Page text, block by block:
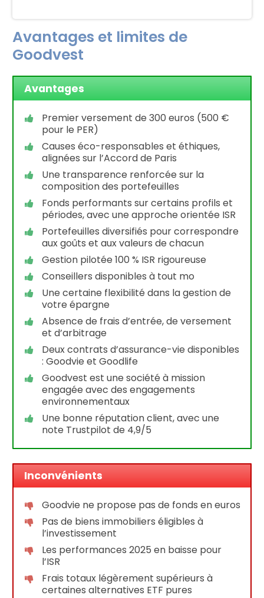
Avantages et limites de
Goodvest
Avantages
Premier versement de 300 euros (500 €
pour le PER)
Causes éco-responsables et éthiques,
alignées sur l’Accord de Paris
Une transparence renforcée sur la
composition des portefeuilles
Fonds performants sur certains profils et
périodes, avec une approche orientée ISR
Portefeuilles diversifiés pour correspondre
aux goûts et aux valeurs de chacun
Gestion pilotée 100 % ISR rigoureuse
Conseillers disponibles à tout mo
Une certaine flexibilité dans la gestion de
votre épargne
Absence de frais d’entrée, de versement
et d’arbitrage
Deux contrats d’assurance-vie disponibles
: Goodvie et Goodlife
Goodvest est une société à mission
engagée avec des engagements
environnementaux
Une bonne réputation client, avec une
note Trustpilot de 4,9/5
Inconvénients
Goodvie ne propose pas de fonds en euros
Pas de biens immobiliers éligibles à
l’investissement
Les performances 2025 en baisse pour
l’ISR
Frais totaux légèrement supérieurs à
certaines alternatives ETF pures